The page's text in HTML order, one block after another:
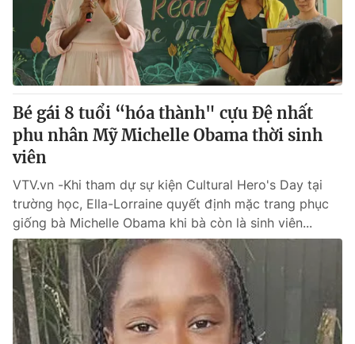
Tin tức
Thế giới đó đây
Câu chuyện quốc tế
Kinh tế
Tài chính
Thị trường
Góc doanh nghiệp
Dữ liệu và đời sống
Truyền hình
Phim VTV
Hậu trường
Nhân vật
Khán giả
Giải sao mai
Giải trí
Điện ảnh
Âm nhạc
Sao
Đời sống
Du lịch
Làm đẹp
Chất lượng cuộc sống
Giáo dục
Tuyển sinh
Học trực tuyến
Công nghệ
Hitech Công nghệ tương lai
Bé gái 8 tuổi “hóa thành" cựu Đệ nhất
phu nhân Mỹ Michelle Obama thời sinh
viên
VTV.vn -Khi tham dự sự kiện Cultural Hero's Day tại
trường học, Ella-Lorraine quyết định mặc trang phục
giống bà Michelle Obama khi bà còn là sinh viên...